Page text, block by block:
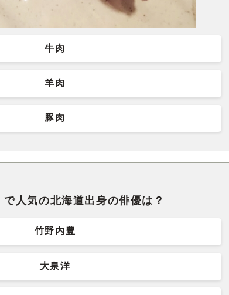
牛肉
羊肉
豚肉
で人気の北海道出身の俳優は？
竹野内豊
大泉洋